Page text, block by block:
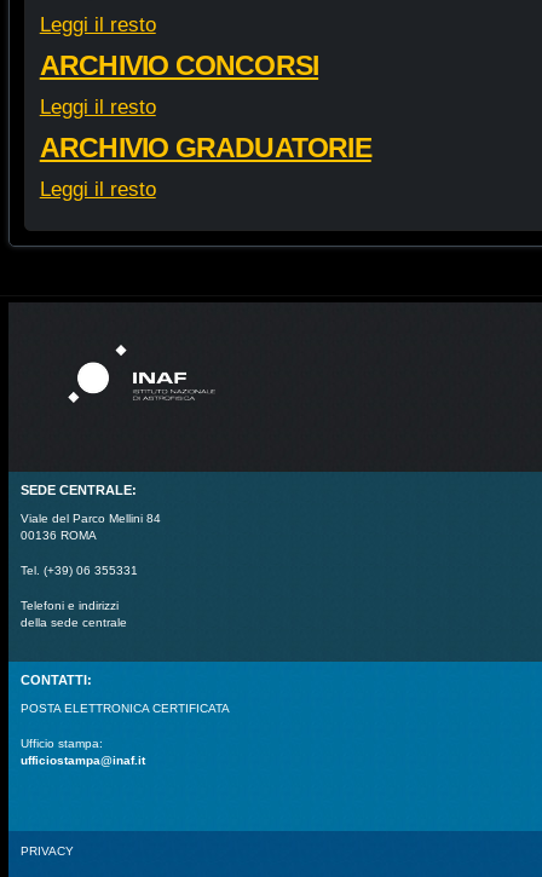
Leggi il resto
ARCHIVIO CONCORSI
Leggi il resto
ARCHIVIO GRADUATORIE
Leggi il resto
SEDE CENTRALE:
Viale del Parco Mellini 84
00136 ROMA
Tel. (+39) 06 355331
Telefoni e indirizzi
della sede centrale
CONTATTI:
POSTA ELETTRONICA CERTIFICATA
Ufficio stampa:
ufficiostampa@inaf.it
PRIVACY